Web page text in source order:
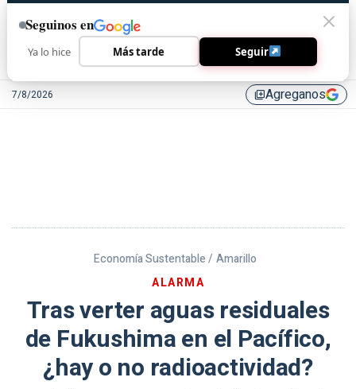
7/8/2026 library_addAgreganos
Economía Sustentable / Amarillo
ALARMA
Tras verter aguas residuales
de Fukushima en el Pacífico,
¿hay o no radioactividad?
Seguinos en
Ya lo hice Más tarde Seguir